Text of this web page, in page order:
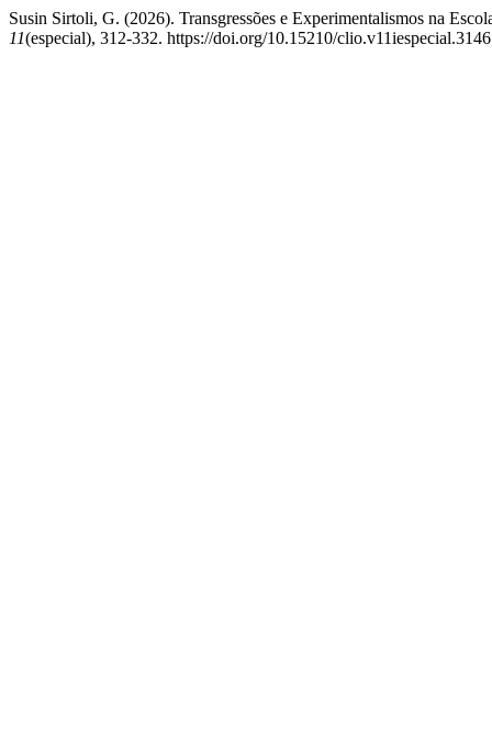
Susin Sirtoli, G. (2026). Transgressões e Experimentalismos na
11(especial), 312-332. https://doi.org/10.15210/